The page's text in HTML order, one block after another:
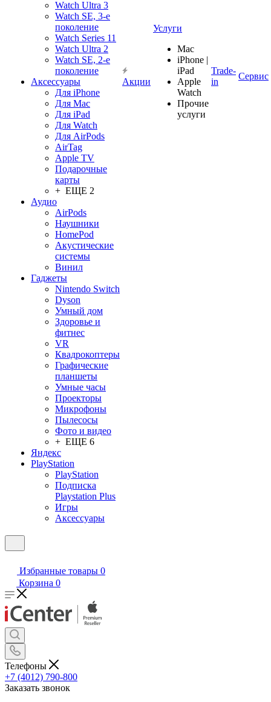
Watch Ultra 3
Watch SE, 3-е
поколение
Watch Series 11
Watch Ultra 2
Watch SE, 2-е
поколение
Аксессуары
Для iPhone
Для Mac
Для iPad
Для Watch
Для AirPods
AirTag
Apple TV
Подарочные
карты
+ ЕЩЕ 2
Аудио
AirPods
Наушники
HomePod
Акустические
системы
Винил
Гаджеты
Nintendo Switch
Dyson
Умный дом
Здоровье и
фитнес
VR
Квадрокоптеры
Графические
планшеты
Умные часы
Проекторы
Микрофоны
Пылесосы
Фото и видео
+ ЕЩЕ 6
Яндекс
PlayStation
PlayStation
Подписка
Playstation Plus
Игры
Аксессуары
Акции
Услуги
Mac
iPhone |
iPad
Apple
Watch
Прочие
услуги
Trade-
in
Сервис
Избранные товары 0
Корзина 0
Телефоны
+7 (4012) 790-800
Заказать звонок